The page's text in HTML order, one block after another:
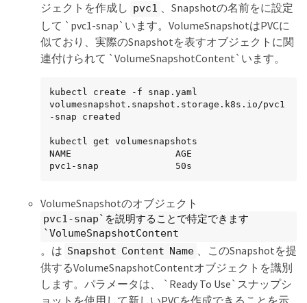
ジェクトを作成し pvc1 、Snapshotの名前をに設定
して `pvc1-snap`います。VolumeSnapshotはPVCに
似ており、実際のSnapshotを表すオブジェクトに関
連付けられて `VolumeSnapshotContent`います。
kubectl create -f snap.yaml
volumesnapshot.snapshot.storage.k8s.io/pvc1
-snap created
kubectl get volumesnapshots
NAME                   AGE
pvc1-snap              50s
VolumeSnapshotのオブジェクト
pvc1-snap`を説明することで特定できます
`VolumeSnapshotContent
。は Snapshot Content Name
、このSnapshotを提
供するVolumeSnapshotContentオブジェクトを識別
します。パラメータは、 `Ready To Use`スナップシ